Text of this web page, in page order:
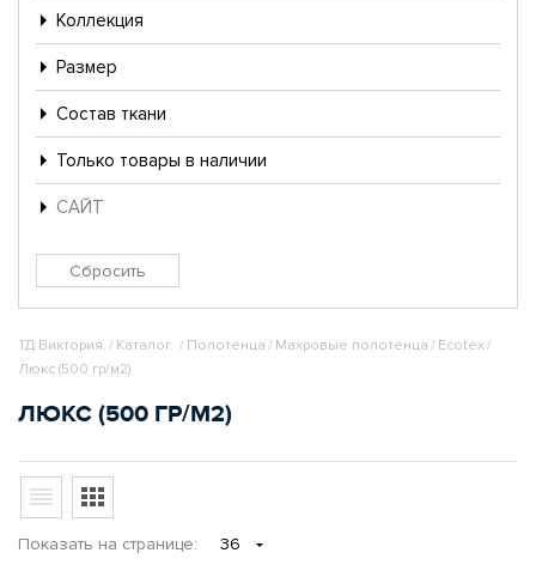
Коллекция
Размер
Состав ткани
Только товары в наличии
САЙТ
ТД Виктория. / Каталог. / Полотенца / Махровые полотенца / Ecotex /
Люкс (500 гр/м2)
ЛЮКС (500 ГР/М2)
Показать на странице:
36